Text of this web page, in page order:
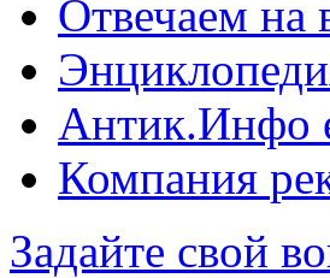
Отвечаем на
Антик.Инфо
Компания
Задайте свой